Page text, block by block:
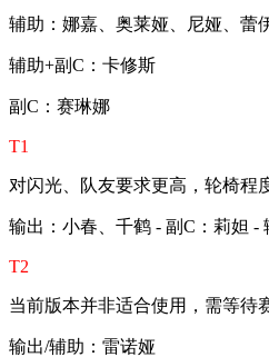
辅助：娜嘉、奥莱娅、尼娅、蕾
辅助+副C：卡修斯
副C：赛琳娜
T1
对闪光、队友要求更高，轮椅程
输出：小春、千鹤 - 副C：莉妲 -
T2
当前版本并非适合使用，需等待
输出/辅助：雷诺娅